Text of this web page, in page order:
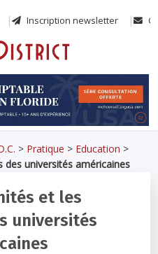
Inscription newsletter
> Pratique > Education >
universités américaines
et les
universités